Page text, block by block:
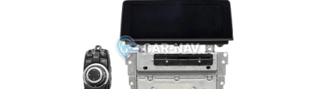
MERCEDES-BENZ